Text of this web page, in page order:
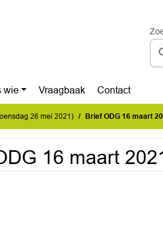
wie Vraagbaak Contact
26 mei 2021) Brief ODG 16 maart
16 maart